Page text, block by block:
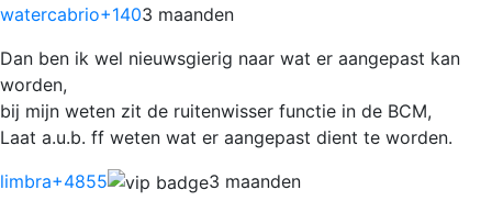
watercabrio+1403 maanden
Dan ben ik wel nieuwsgierig naar wat er aangepast kan
worden,
bij mijn weten zit de ruitenwisser functie in de BCM,
Laat a.u.b. ff weten wat er aangepast dient te worden.
limbra+4855
3 maanden